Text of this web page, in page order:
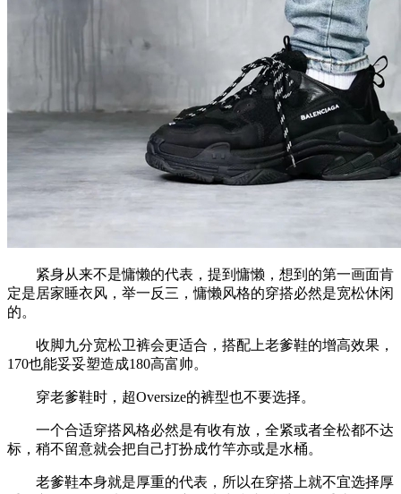
紧身从来不是慵懒的代表，提到慵懒，想到的第一画面肯
定是居家睡衣风，举一反三，慵懒风格的穿搭必然是宽松休闲
的。
收脚九分宽松卫裤会更适合，搭配上老爹鞋的增高效果，
170也能妥妥塑造成180高富帅。
穿老爹鞋时，超Oversize的裤型也不要选择。
一个合适穿搭风格必然是有收有放，全紧或者全松都不达
标，稍不留意就会把自己打扮成竹竿亦或是水桶。
老爹鞋本身就是厚重的代表，所以在穿搭上就不宜选择厚